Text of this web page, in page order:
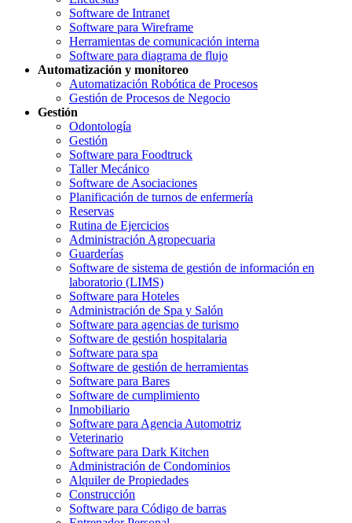
Software de Intranet
Software para Wireframe
Herramientas de comunicación interna
Software para diagrama de flujo
Automatización y monitoreo
Automatización Robótica de Procesos
Gestión de Procesos de Negocio
Gestión
Odontología
Gestión
Software para Foodtruck
Taller Mecánico
Software de Asociaciones
Planificación de turnos de enfermería
Reservas
Rutina de Ejercicios
Administración Agropecuaria
Guarderías
Software de sistema de gestión de información en
laboratorio (LIMS)
Software para Hoteles
Administración de Spa y Salón
Software para agencias de turismo
Software de gestión hospitalaria
Software para spa
Software de gestión de herramientas
Software para Bares
Software de cumplimiento
Inmobiliario
Software para Agencia Automotriz
Veterinario
Software para Dark Kitchen
Administración de Condominios
Alquiler de Propiedades
Construcción
Software para Código de barras